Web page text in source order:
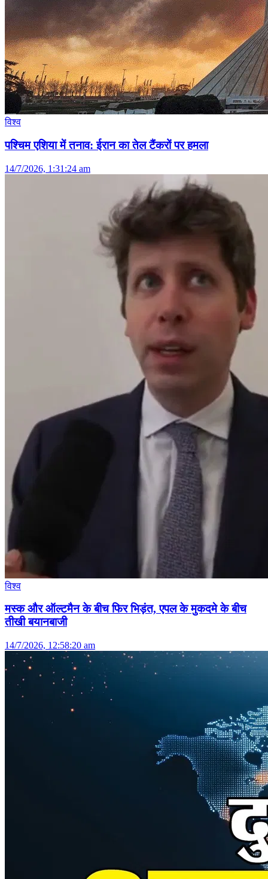
विश्व
पश्चिम एशिया में तनाव: ईरान का तेल टैंकरों पर हमला
14/7/2026, 1:31:24 am
विश्व
मस्क और ऑल्टमैन के बीच फिर भिड़ंत, एपल के मुकदमे के बीच
तीखी बयानबाजी
14/7/2026, 12:58:20 am